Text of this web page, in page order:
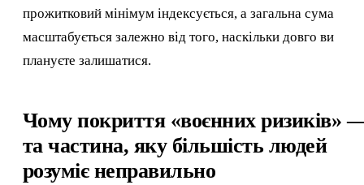
прожитковий мінімум індексується, а загальна сума
масштабується залежно від того, наскільки довго ви
плануєте залишатися.
Чому покриття «воєнних ризиків»
та частина, яку більшість людей
розуміє неправильно